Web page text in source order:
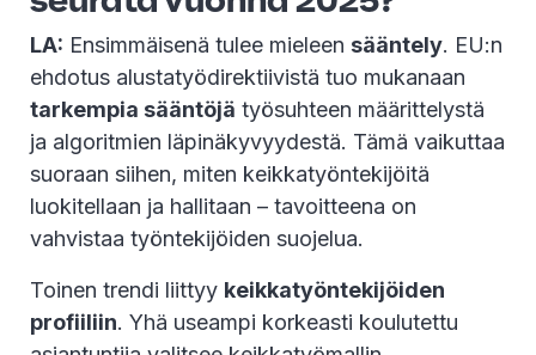
LA: Ensimmäisenä tulee mieleen sääntely. EU:n
ehdotus alustatyödirektiivistä tuo mukanaan
tarkempia sääntöjä työsuhteen määrittelystä
ja algoritmien läpinäkyvyydestä. Tämä vaikuttaa
suoraan siihen, miten keikkatyöntekijöitä
luokitellaan ja hallitaan – tavoitteena on
vahvistaa työntekijöiden suojelua.
Toinen trendi liittyy keikkatyöntekijöiden
profiiliin. Yhä useampi korkeasti koulutettu